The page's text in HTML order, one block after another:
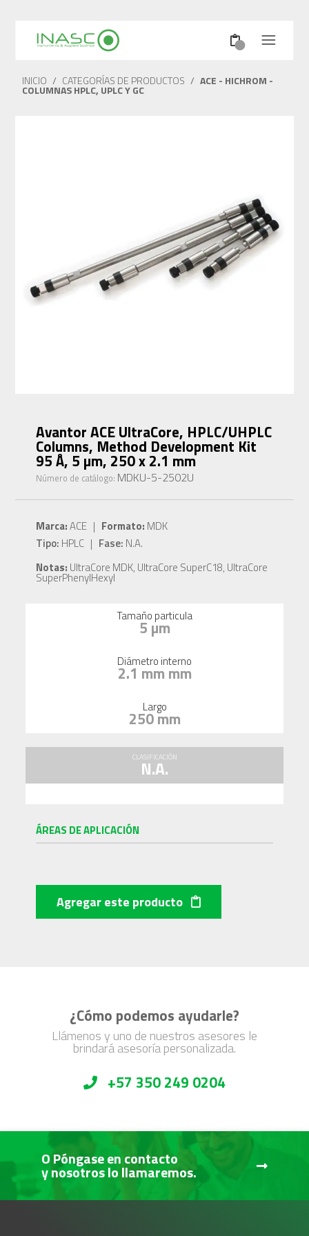
INICIO / CATEGORÍAS DE PRODUCTOS / ACE - HICHROM -
COLUMNAS HPLC, UPLC Y GC
Avantor ACE UltraCore, HPLC/UHPLC
Columns, Method Development Kit
95 Å, 5 µm, 250 x 2.1 mm
Número de catálogo: MDKU-5-2502U
Marca:ACE | Formato: MDK
Tipo: HPLC | Fase: N.A.
Notas: UltraCore MDK, UltraCore SuperC18, UltraCore
SuperPhenylHexyl
Tamaño particula
5 µm
Diámetro interno
2.1 mm mm
Largo
250 mm
CLASIFICACIÓN
N.A.
ÁREAS DE APLICACIÓN
Agregar este producto
¿Cómo podemos ayudarle?
Llámenos y uno de nuestros asesores le
brindará asesoría personalizada.
+57 350 249 0204
O Póngase en contacto
y nosotros lo llamaremos.